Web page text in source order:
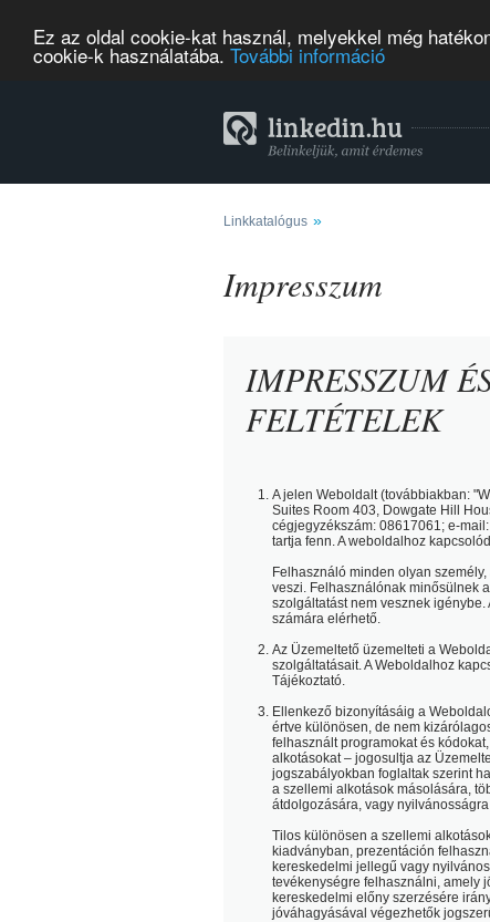
Ez az oldal cookie-kat használ, melyekkel még
cookie-k használatába. További információ
Linkkatalógus »
Impresszum
IMPRESSZUM
FELTÉTELEK
A jelen Weboldalt (továbbiakban:
Suites Room 403, Dowgate Hill
cégjegyzékszám: 08617061; e-
tartja fenn. A weboldalhoz
Felhasználó minden olyan
veszi. Felhasználónak minősülnek
szolgáltatást nem vesznek
számára elérhető.
Az Üzemeltető üzemelteti a
szolgáltatásait. A Weboldalhoz
Tájékoztató.
Ellenkező bizonyításáig a
értve különösen, de nem
felhasznált programokat és
alkotásokat – jogosultja az
jogszabályokban foglaltak szerint
a szellemi alkotások másolására,
átdolgozására, vagy
Tilos különösen a szellemi
kiadványban, prezentáción
kereskedelmi jellegű vagy
tevékenységre felhasználni, amely
kereskedelmi előny szerzésére
jóváhagyásával végezhetők